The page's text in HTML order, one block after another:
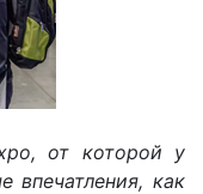
от которой у
впечатления, как